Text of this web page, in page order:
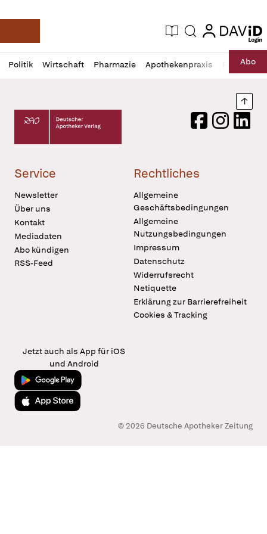
Deutsche Apotheker Zeitung
Aktuelle Ausgabe
Suche login
login
Politik Wirtschaft Pharmazie Apothekenpraxis RechtAbo
Profil
öffnen
Daz
Pur
Deutscher Apotheker Verlag Logo
FacebookInstagram
Service
Newsletter
Über uns
Kontakt
Mediadaten
Abo kündigen
RSS-Feed
Rechtliches
Allgemeine
Geschäftsbedingungen
Allgemeine
Nutzungsbedingungen
Impressum
Datenschutz
Widerrufsrecht
Netiquette
Erklärung zur Barrierefreiheit
Cookies & Tracking
Jetzt auch als App für iOS
und Android
Jetzt bei Google Play
Laden im App Store
© 2026 Deutsche Apotheker Zeitung